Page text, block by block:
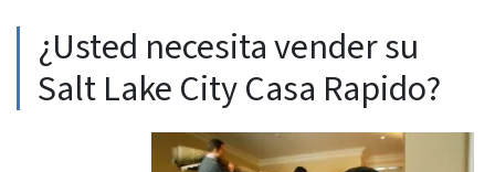
¿Usted necesita vender su
Salt Lake City Casa Rapido?